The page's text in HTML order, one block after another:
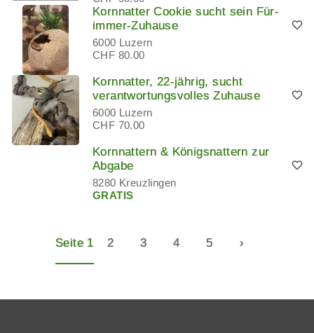
Kornnatter Cookie sucht sein Für-
immer-Zuhause
6000 Luzern
CHF 80.00
Kornnatter, 22-jährig, sucht
verantwortungsvolles Zuhause
6000 Luzern
CHF 70.00
Kornnattern & Königsnattern zur
Abgabe
8280 Kreuzlingen
GRATIS
Seite 1 2 3 4 5 ›